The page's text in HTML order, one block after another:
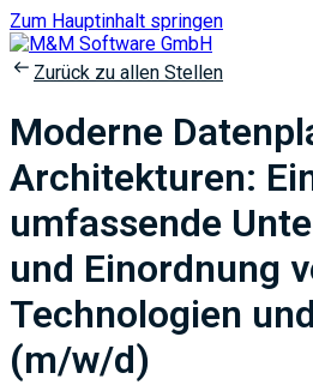
Zum Hauptinhalt springen
Zurück zu allen Stellen
Moderne
Architekturen:
umfassende
und Einordnung
Technologien
(m/w/d)